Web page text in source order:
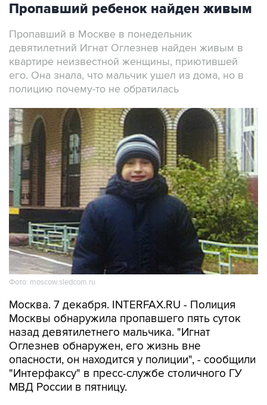
Пропавший ребенок найден живым
Пропавший в Москве в понедельник
девятилетний Игнат Оглезнев найден живым в
квартире неизвестной женщины, приютившей
его. Она знала, что мальчик ушел из дома, но в
полицию почему-то не обратилась
Фото: moscow.sledcom.ru
Москва. 7 декабря. INTERFAX.RU - Полиция
Москвы обнаружила пропавшего пять суток
назад девятилетнего мальчика. "Игнат
Оглезнев обнаружен, его жизнь вне
опасности, он находится у полиции", - сообщили
"Интерфаксу" в пресс-службе столичного ГУ
МВД России в пятницу.